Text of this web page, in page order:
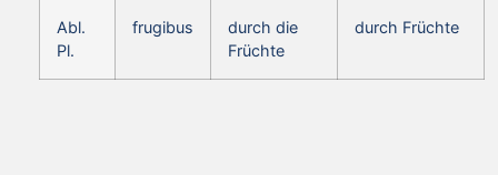
Abl.
Pl.
frugibus
durch die
Früchte
durch Früchte